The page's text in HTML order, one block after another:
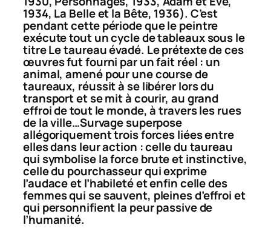
1934, La Belle et la Bête, 1936). C’est
pendant cette période que le peintre
exécute tout un cycle de tableaux sous le
titreLe taureau évadé. Le prétexte de ces
œuvres fut fourni par un fait réel : un
animal, amené pour une course de
taureaux, réussit à se libérer lors du
transport et se mit à courir, au grand
effroi de tout le monde, à travers les rues
de la ville…Survage superpose
allégoriquement trois forces liées entre
elles dans leur action : celle du taureau
qui symbolise la force brute et instinctive,
celle du pourchasseur qui exprime
l’audace et l’habileté et enfin celle des
femmes qui se sauvent, pleines d’effroi et
qui personnifient la peur passive de
l’humanité.